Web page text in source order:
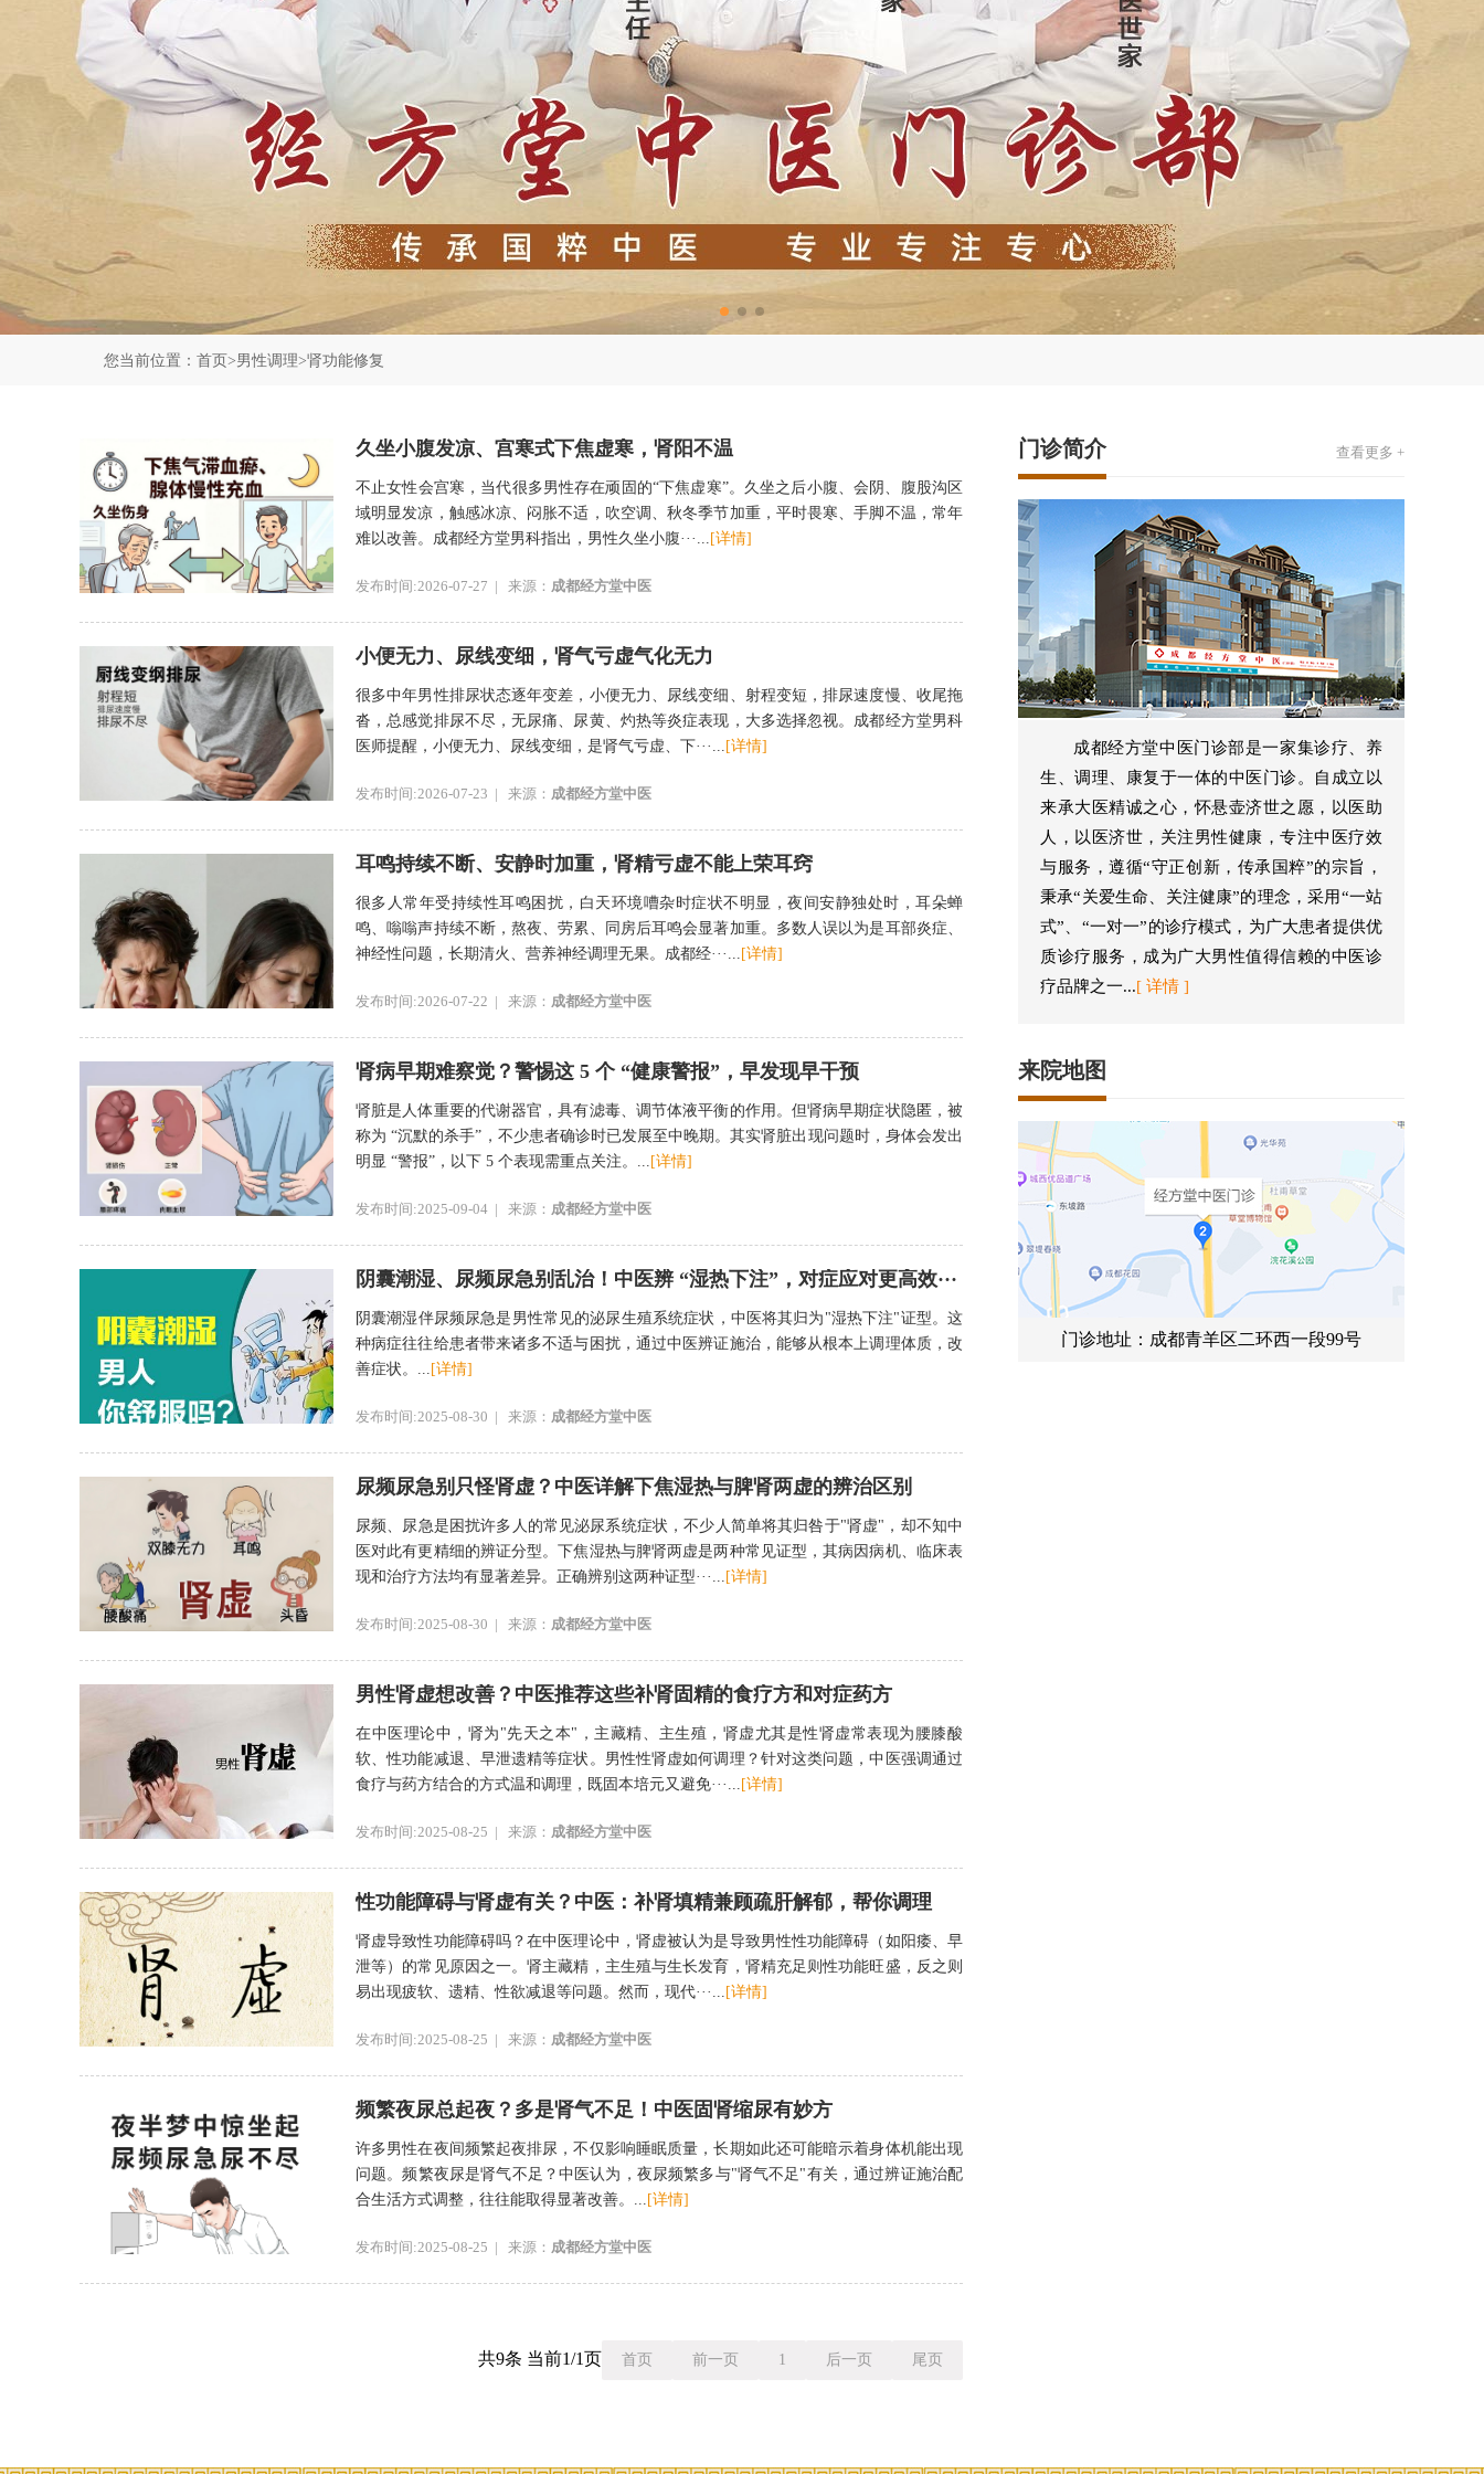
您当前位置： 首页 >男性调理>肾功能修复
久坐小腹发凉、宫寒式下焦虚寒，肾阳不温
不止女性会宫寒，当代很多男性存在顽固的“下焦虚寒”。久坐之后小腹、会阴、腹股沟区
域明显发凉，触感冰凉、闷胀不适，吹空调、秋冬季节加重，平时畏寒、手脚不温，常年
难以改善。成都经方堂男科指出，男性久坐小腹···... [详情]
发布时间:2026-07-27 | 来源： 成都经方堂中医
小便无力、尿线变细，肾气亏虚气化无力
很多中年男性排尿状态逐年变差，小便无力、尿线变细、射程变短，排尿速度慢、收尾拖
沓，总感觉排尿不尽，无尿痛、尿黄、灼热等炎症表现，大多选择忽视。成都经方堂男科
医师提醒，小便无力、尿线变细，是肾气亏虚、下···... [详情]
发布时间:2026-07-23 | 来源： 成都经方堂中医
耳鸣持续不断、安静时加重，肾精亏虚不能上荣耳窍
很多人常年受持续性耳鸣困扰，白天环境嘈杂时症状不明显，夜间安静独处时，耳朵蝉
鸣、嗡嗡声持续不断，熬夜、劳累、同房后耳鸣会显著加重。多数人误以为是耳部炎症、
神经性问题，长期清火、营养神经调理无果。成都经···... [详情]
发布时间:2026-07-22 | 来源： 成都经方堂中医
肾病早期难察觉？警惕这 5 个 “健康警报”，早发现早干预
肾脏是人体重要的代谢器官，具有滤毒、调节体液平衡的作用。但肾病早期症状隐匿，被
称为 “沉默的杀手”，不少患者确诊时已发展至中晚期。其实肾脏出现问题时，身体会发出
明显 “警报”，以下 5 个表现需重点关注。... [详情]
发布时间:2025-09-04 | 来源： 成都经方堂中医
阴囊潮湿、尿频尿急别乱治！中医辨 “湿热下注”，对症应对更高效···
阴囊潮湿伴尿频尿急是男性常见的泌尿生殖系统症状，中医将其归为"湿热下注"证型。这
种病症往往给患者带来诸多不适与困扰，通过中医辨证施治，能够从根本上调理体质，改
善症状。... [详情]
发布时间:2025-08-30 | 来源： 成都经方堂中医
尿频尿急别只怪肾虚？中医详解下焦湿热与脾肾两虚的辨治区别
尿频、尿急是困扰许多人的常见泌尿系统症状，不少人简单将其归咎于"肾虚"，却不知中
医对此有更精细的辨证分型。下焦湿热与脾肾两虚是两种常见证型，其病因病机、临床表
现和治疗方法均有显著差异。正确辨别这两种证型···... [详情]
发布时间:2025-08-30 | 来源： 成都经方堂中医
男性肾虚想改善？中医推荐这些补肾固精的食疗方和对症药方
在中医理论中，肾为"先天之本"，主藏精、主生殖，肾虚尤其是性肾虚常表现为腰膝酸
软、性功能减退、早泄遗精等症状。男性性肾虚如何调理？针对这类问题，中医强调通过
食疗与药方结合的方式温和调理，既固本培元又避免···... [详情]
发布时间:2025-08-25 | 来源： 成都经方堂中医
性功能障碍与肾虚有关？中医：补肾填精兼顾疏肝解郁，帮你调理
肾虚导致性功能障碍吗？在中医理论中，肾虚被认为是导致男性性功能障碍（如阳痿、早
泄等）的常见原因之一。肾主藏精，主生殖与生长发育，肾精充足则性功能旺盛，反之则
易出现疲软、遗精、性欲减退等问题。然而，现代···... [详情]
发布时间:2025-08-25 | 来源： 成都经方堂中医
频繁夜尿总起夜？多是肾气不足！中医固肾缩尿有妙方
许多男性在夜间频繁起夜排尿，不仅影响睡眠质量，长期如此还可能暗示着身体机能出现
问题。频繁夜尿是肾气不足？中医认为，夜尿频繁多与"肾气不足"有关，通过辨证施治配
合生活方式调整，往往能取得显著改善。... [详情]
发布时间:2025-08-25 | 来源： 成都经方堂中医
共9条 当前1/1页 首页 前一页 1 后一页 尾页
门诊简介 查看更多 +
成都经方堂中医门诊部是一家集诊疗、养
生、调理、康复于一体的中医门诊。自成立以
来承大医精诚之心，怀悬壶济世之愿，以医助
人，以医济世，关注男性健康，专注中医疗效
与服务，遵循“守正创新，传承国粹”的宗旨，
秉承“关爱生命、关注健康”的理念，采用“一站
式”、“一对一”的诊疗模式，为广大患者提供优
质诊疗服务，成为广大男性值得信赖的中医诊
疗品牌之一...[ 详情 ]
来院地图
门诊地址：成都青羊区二环西一段99号